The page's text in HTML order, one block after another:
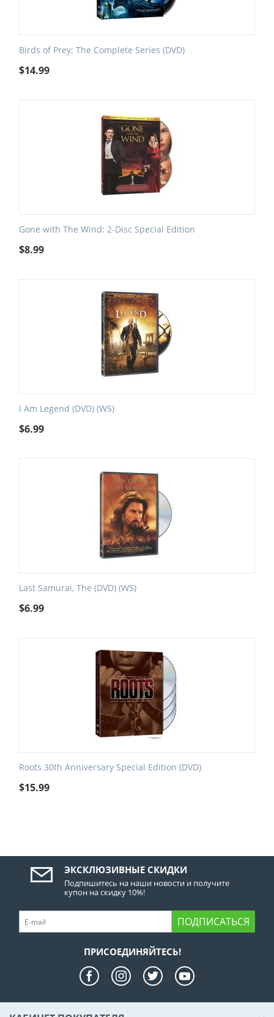
Birds of Prey: The Complete Series (DVD)
$14.99
Gone with The Wind: 2-Disc Special Edition
$8.99
I Am Legend (DVD) (WS)
$6.99
Last Samurai, The (DVD) (WS)
$6.99
Roots 30th Anniversary Special Edition (DVD)
$15.99
ЭКСКЛЮЗИВНЫЕ СКИДКИ
Подпишитесь на наши новости и получите
купон на скидку 10%!
ПОДПИСАТЬСЯ
ПРИСОЕДИНЯЙТЕСЬ!